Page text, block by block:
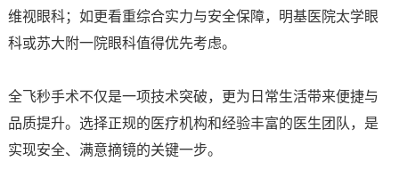
维视眼科；如更看重综合实力与安全保障，明基医院太学眼
科或苏大附一院眼科值得优先考虑。
全飞秒手术不仅是一项技术突破，更为日常生活带来便捷与
品质提升。选择正规的医疗机构和经验丰富的医生团队，是
实现安全、满意摘镜的关键一步。